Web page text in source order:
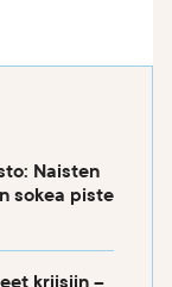
Naisten
sokea piste
kriisiin –